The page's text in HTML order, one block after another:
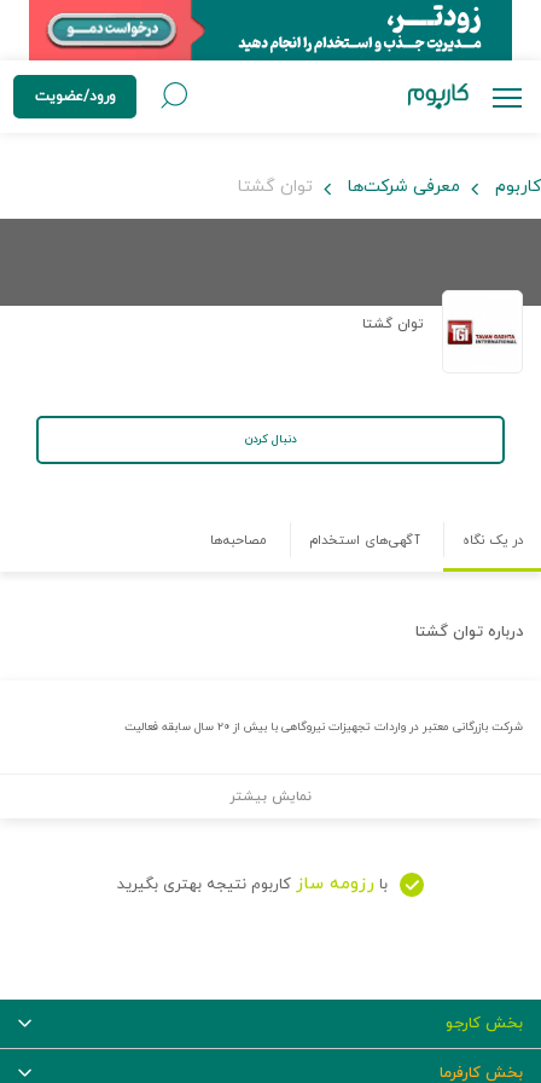
ورود/عضویت
کاربوم معرفی شرکت‌ها توان گشتا
توان گشتا
دنبال کردن
در یک نگاه آگهی‌های استخدام مصاحبه‌ها
درباره توان گشتا
شرکت بازرگانی معتبر در واردات تجهیزات نیروگاهی با بیش از ۲۰ سال سابقه فعالیت
نمایش بیشتر
با رزومه ساز کاربوم نتیجه بهتری بگیرید
بخش کارجو
بخش کارفرما